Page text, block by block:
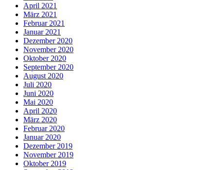
April 2021
März 2021
Februar 2021
Januar 2021
Dezember 2020
November 2020
Oktober 2020
September 2020
August 2020
Juli 2020
Juni 2020
Mai 2020
April 2020
März 2020
Februar 2020
Januar 2020
Dezember 2019
November 2019
Oktober 2019